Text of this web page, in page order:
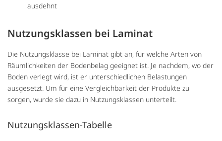
ausdehnt
Nutzungsklassen bei Laminat
Die Nutzungsklasse bei Laminat gibt an, für welche Arten von
Räumlichkeiten der Bodenbelag geeignet ist. Je nachdem, wo der
Boden verlegt wird, ist er unterschiedlichen Belastungen
ausgesetzt. Um für eine Vergleichbarkeit der Produkte zu
sorgen, wurde sie dazu in Nutzungsklassen unterteilt.
Nutzungsklassen-Tabelle